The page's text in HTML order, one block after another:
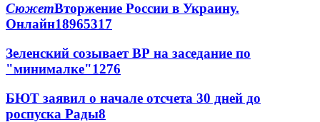
СюжетВторжение России в Украину.
Онлайн18965317
Зеленский созывает ВР на заседание по
"минималке"1276
БЮТ заявил о начале отсчета 30 дней до
роспуска Рады8